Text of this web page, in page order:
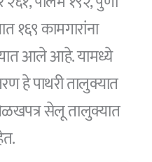
१६९ कामगारांना
आले आहे. यामध्ये
हे पाथरी तालुक्यात
सेलू तालुक्यात